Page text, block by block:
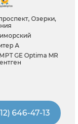
Озерки,
А
GE Optima MR
646-47-13